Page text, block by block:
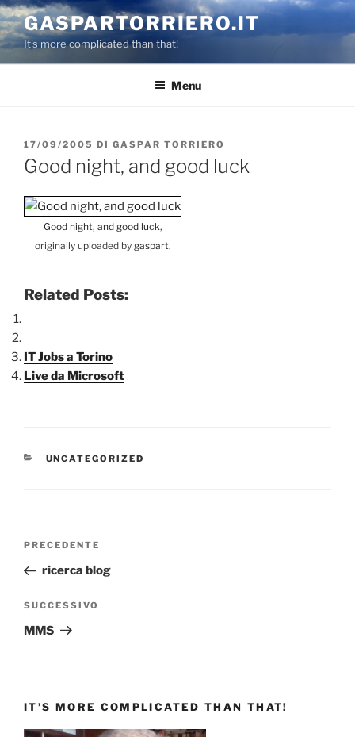
Salta
al
contenuto
GASPARTORRIERO.IT
It's more complicated than that!
Menu
PUBBLICATO
IL
17/09/2005 DI GASPAR TORRIERO
Good night, and good luck
Good night, and good luck,
originally uploaded by gaspart.
Related Posts:
IT Jobs a Torino
Live da Microsoft
CATEGORIE
UNCATEGORIZED
Navigazione
Articolo
precedente:
PRECEDENTE
ricerca blog
Articolo
successivo
SUCCESSIVO
MMS
IT’S MORE COMPLICATED THAN THAT!